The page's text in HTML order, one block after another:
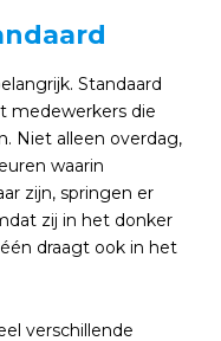
Standaard
medewerkers die
Niet alleen overdag,
waarin
zijn, springen er
zij in het donker
draagt ook in het
verschillende